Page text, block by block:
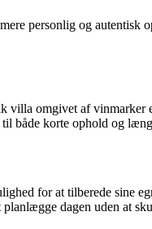
personlig og autentisk
villa omgivet af
både korte ophold og
for at tilberede sine
dagen uden at